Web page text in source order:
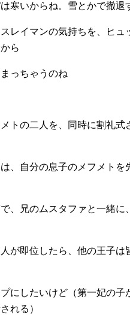
寒いからね。雪とかで撤退
レイマンの気持ちを、ヒュ
ら
っちゃうのね
トの二人を、同時に割礼式
、自分の息子のメフメトを
、兄のムスタファと一緒に
が即位したら、他の王子は
にしたいけど（第一妃の子
れる）